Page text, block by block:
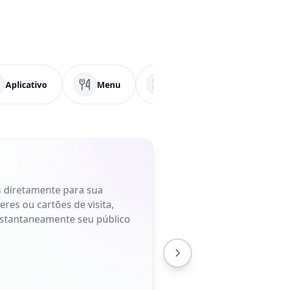
Aplicativo Menu
diretamente para sua
ou cartões de visita,
seu público